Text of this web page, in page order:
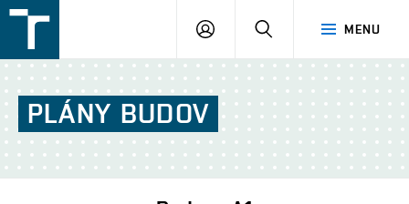
v
Brně
MENU
PŘIHLÁŠENÍ
PLÁNY BUDOV